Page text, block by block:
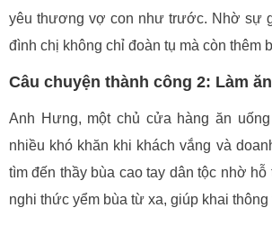
yêu thương vợ con như trước. Nhờ sự
đình chị không chỉ đoàn tụ mà còn thêm
Câu chuyện thành công 2: Làm
Anh Hưng, một chủ cửa hàng ăn
nhiều khó khăn khi khách vắng và
tìm đến thầy bùa cao tay dân tộc nhờ
nghi thức yểm bùa từ xa, giúp khai thông